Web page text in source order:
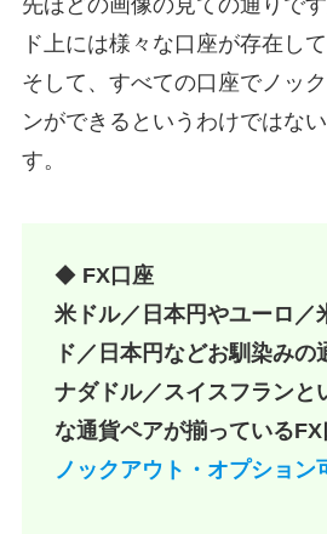
先ほどの画像の見ての通りで
ド上には様々な口座が存在して
そして、すべての口座でノッ
ンができるというわけではな
す。
◆ FX口座
米ドル／日本円やユーロ／
ド／日本円などお馴染みの
ナダドル／スイスフランと
な通貨ペアが揃っているFX
ノックアウト・オプション